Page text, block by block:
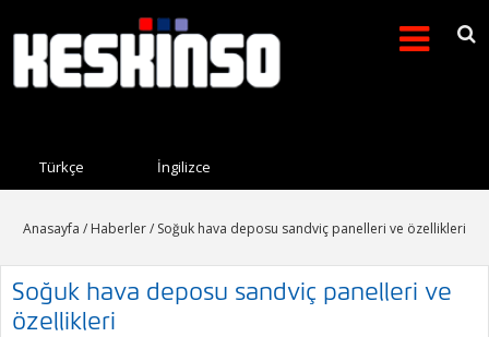
Arama formu
Türkçe İngilizce
Anasayfa / Haberler/ Soğuk hava deposu sandviç panelleri ve özellikleri
Soğuk hava deposu sandviç panelleri ve
özellikleri